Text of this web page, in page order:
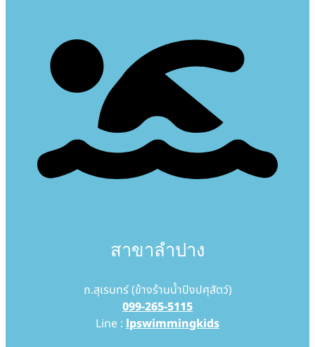
สาขาลำปาง
ถ.สุเรนทร์ (ข้างร้านน้ำปิงปศุสัตว์)
099-265-5115
Line : lpswimmingkids